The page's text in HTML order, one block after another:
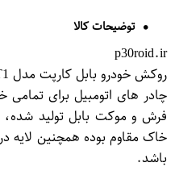
توضیحات کالا
p30roid.ir
روکش خودرو بابل کارپت مدل LT1 مناسب برای بسترن B30
چادر های اتومبیل برای
فرش و موکت بابل تولید
خاک مقاوم بوده همچنین
باشد.